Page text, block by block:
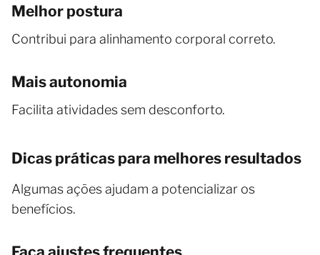
Melhor postura
Contribui para alinhamento corporal correto.
Mais autonomia
Facilita atividades sem desconforto.
Dicas práticas para melhores resultados
Algumas ações ajudam a potencializar os
benefícios.